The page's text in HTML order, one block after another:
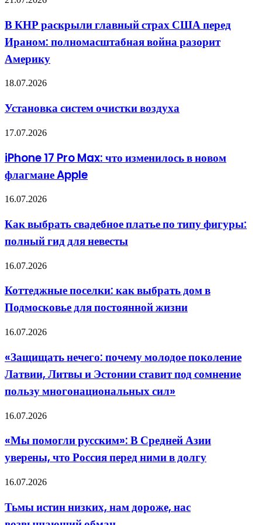
террориста,
чтобы
воевать
с
Россией
раскрыли
главный
страх
перед
полномасштабная
разорит
Америку
В КНР раскрыли главный страх США перед
Ираном: полномасштабная война разорит
Америку
Установка
очистки
воздуха
18.07.2026
Установка систем очистки воздуха
iPhone
Pro
Max:
что
в
Apple
17.07.2026
iPhone 17 Pro Max: что изменилось в новом
флагмане Apple
Как
свадебное
платье
по
фигуры:
полный
для
невесты
16.07.2026
Как выбрать свадебное платье по типу фигуры:
полный гид для невесты
Коттеджные
как
выбрать
дом
Подмосковье
жизни
16.07.2026
Коттеджные поселки: как выбрать дом в
Подмосковье для постоянной жизни
«Защищать
почему
молодое
поколение
Литвы
Эстонии
под
сомнение
пользу
сил»
16.07.2026
«Защищать нечего: почему молодое поколение
Латвии, Литвы и Эстонии ставит под сомнение
пользу многонациональных сил»
«Мы
русским»:
В
Средней
уверены,
перед
ними
16.07.2026
«Мы помогли русским»: В Средней Азии
уверены, что Россия перед ними в долгу
Тьмы
низких,
нам
16.07.2026
Тьмы истин низких, нам дороже, нас